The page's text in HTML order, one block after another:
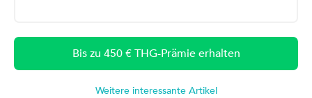
Bis zu 450 € THG-Prämie erhalten
Weitere interessante Artikel